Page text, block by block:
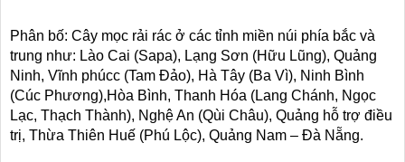
Phân bố: Cây mọc rải rác ở các tỉnh miền núi phía bắc và
trung như: Lào Cai (Sapa), Lạng Sơn (Hữu Lũng), Quảng
Ninh, Vĩnh phúcc (Tam Đảo), Hà Tây (Ba Vì), Ninh Bình
(Cúc Phương),Hòa Bình, Thanh Hóa (Lang Chánh, Ngọc
Lạc, Thạch Thành), Nghệ An (Qùi Châu), Quảng hỗ trợ điều
trị, Thừa Thiên Huế (Phú Lộc), Quảng Nam – Đà Nẵng.